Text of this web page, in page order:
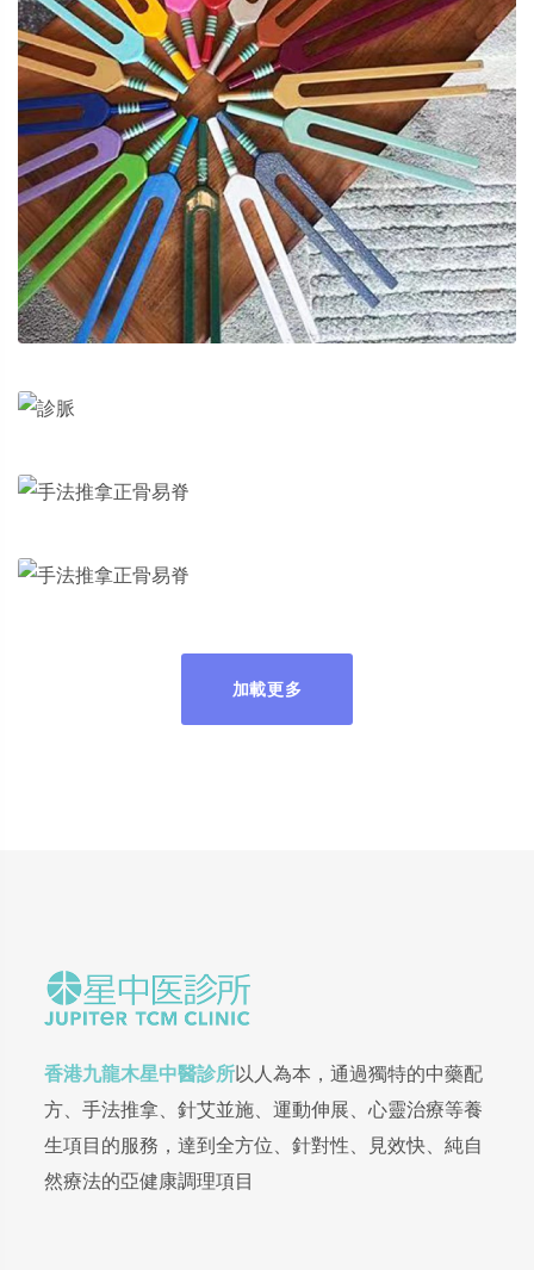
缺血性中風
⾳頻療癒
中醫服務1
加載更多
香港九龍木星中醫診所以人為本，通過獨特的中藥配
方、手法推拿、針艾並施、運動伸展、心靈治療等養
生項目的服務，達到全方位、針對性、見效快、純自
然療法的亞健康調理項目